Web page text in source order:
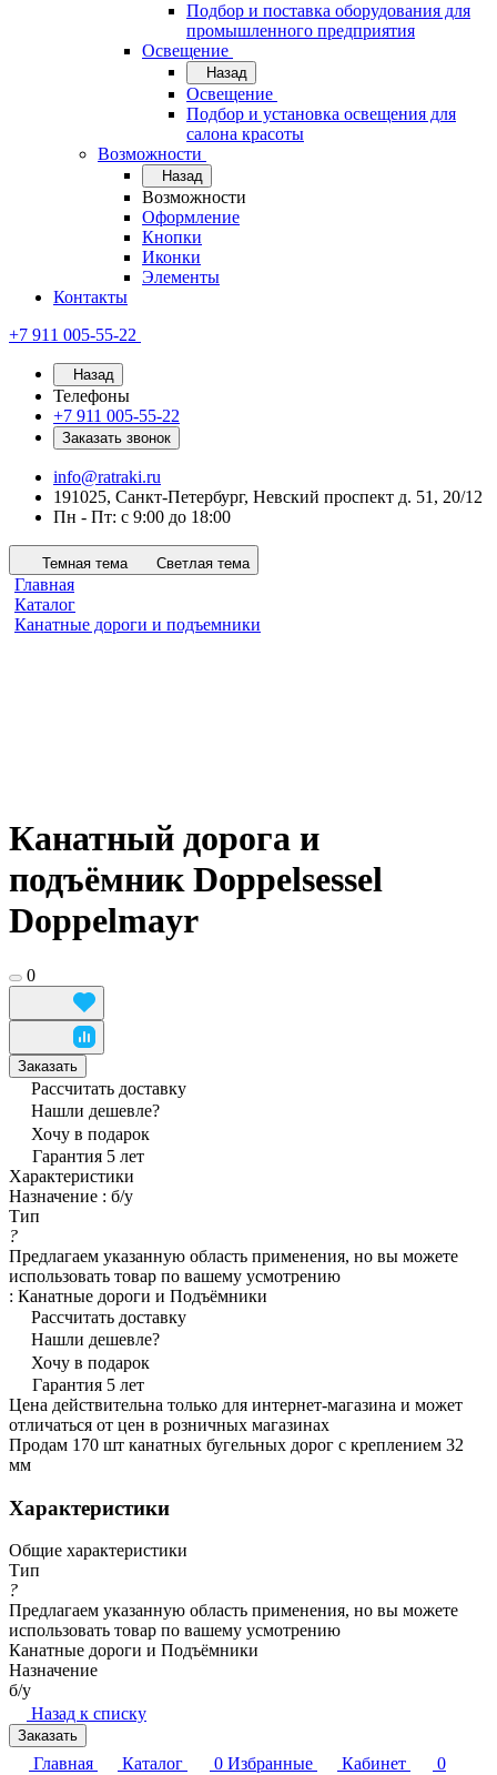
Подбор и поставка оборудования для
промышленного предприятия
Освещение
Назад
Освещение
Подбор и установка освещения для
салона красоты
Возможности
Назад
Возможности
Оформление
Кнопки
Иконки
Элементы
Контакты
+7 911 005-55-22
Назад
Телефоны
+7 911 005-55-22
Заказать звонок
info@ratraki.ru
191025, Санкт-Петербург, Невский проспект д. 51, 20/12
Пн - Пт: с 9:00 до 18:00
Темная тема Светлая тема
Главная
Каталог
Канатные дороги и подъемники
Канатный дорога и
подъёмник Doppelsessel
Doppelmayr
0
Заказать
Рассчитать доставку
Нашли дешевле?
Хочу в подарок
Гарантия 5 лет
Характеристики
Назначение : б/у
Тип
?
Предлагаем указанную область применения, но вы можете
использовать товар по вашему усмотрению
: Канатные дороги и Подъёмники
Рассчитать доставку
Нашли дешевле?
Хочу в подарок
Гарантия 5 лет
Цена действительна только для интернет-магазина и может
отличаться от цен в розничных магазинах
Продам 170 шт канатных бугельных дорог с креплением 32
мм
Характеристики
Общие характеристики
Тип
?
Предлагаем указанную область применения, но вы можете
использовать товар по вашему усмотрению
Канатные дороги и Подъёмники
Назначение
б/у
Назад к списку
Заказать
Главная Каталог 0 Избранные Кабинет
0